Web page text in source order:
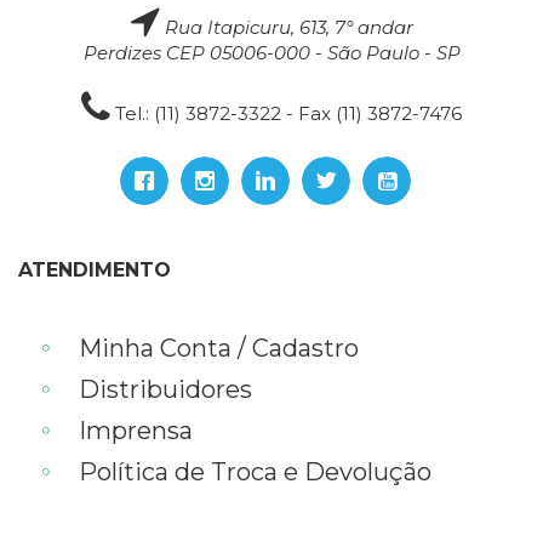
Rua Itapicuru, 613, 7° andar
Perdizes CEP 05006-000 - São Paulo - SP
Tel.: (11) 3872-3322 - Fax (11) 3872-7476
ATENDIMENTO
Minha Conta / Cadastro
Distribuidores
Imprensa
Política de Troca e Devolução